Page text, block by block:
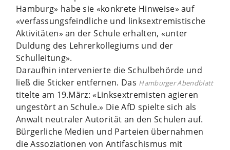
Hamburg» habe sie «konkrete Hinweise» auf
«verfassungsfeindliche und linksextremistische
Aktivitäten» an der Schule erhalten, «unter
Duldung des Lehrerkollegiums und der
Schulleitung».
Daraufhin intervenierte die Schulbehörde und
ließ die Sticker entfernen. Das Hamburger Abendblatt
titelte am 19.März: «Linksextremisten agieren
ungestört an Schule.» Die AfD spielte sich als
Anwalt neutraler Autorität an den Schulen auf.
Bürgerliche Medien und Parteien übernahmen
die Assoziationen von Antifaschismus mit